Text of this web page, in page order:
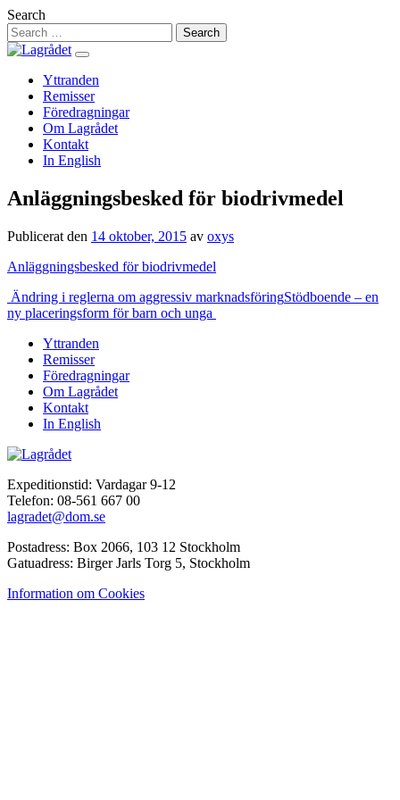
Hoppa
till
innehåll
Search
Yttranden
Remisser
Föredragningar
Om Lagrådet
Kontakt
In English
Anläggningsbesked för biodrivmedel
Publicerat den 14 oktober, 2015 av oxys
Anläggningsbesked för biodrivmedel
Inläggsnavigering
Ändring i reglerna om aggressiv marknadsföringStödboende – en
ny placeringsform för barn och unga
Yttranden
Remisser
Föredragningar
Om Lagrådet
Kontakt
In English
Expeditionstid: Vardagar 9-12
Telefon: 08-561 667 00
lagradet@dom.se
Postadress: Box 2066, 103 12 Stockholm
Gatuadress: Birger Jarls Torg 5, Stockholm
Information om Cookies